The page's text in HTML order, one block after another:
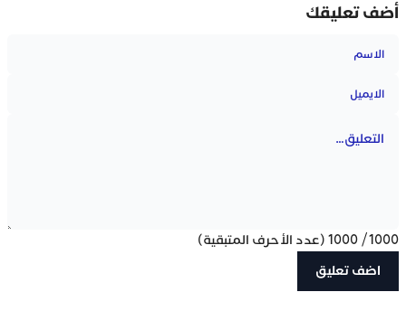
أضف تعليقك
1000
/
1000 (عدد الأحرف المتبقية)